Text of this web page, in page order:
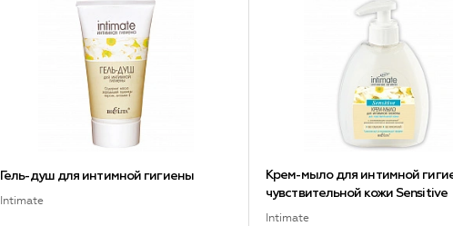
Гель-душ для интимной гигиены
Intimate
Крем-мыло для интимной
чувствительной кожи Sensitive
Intimate